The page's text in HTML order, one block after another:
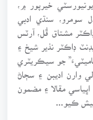
خيرپور ۾،
سومرو، سنڌي ادبي
مشتاق ڦُل، آرٽس
ڊاڪٽر نذير شيخ ۽
جو سيڪريٽري
وارن اديبن ۽ سڄاڻ
مقالا ۽ مضمون
پيش ڪيو...